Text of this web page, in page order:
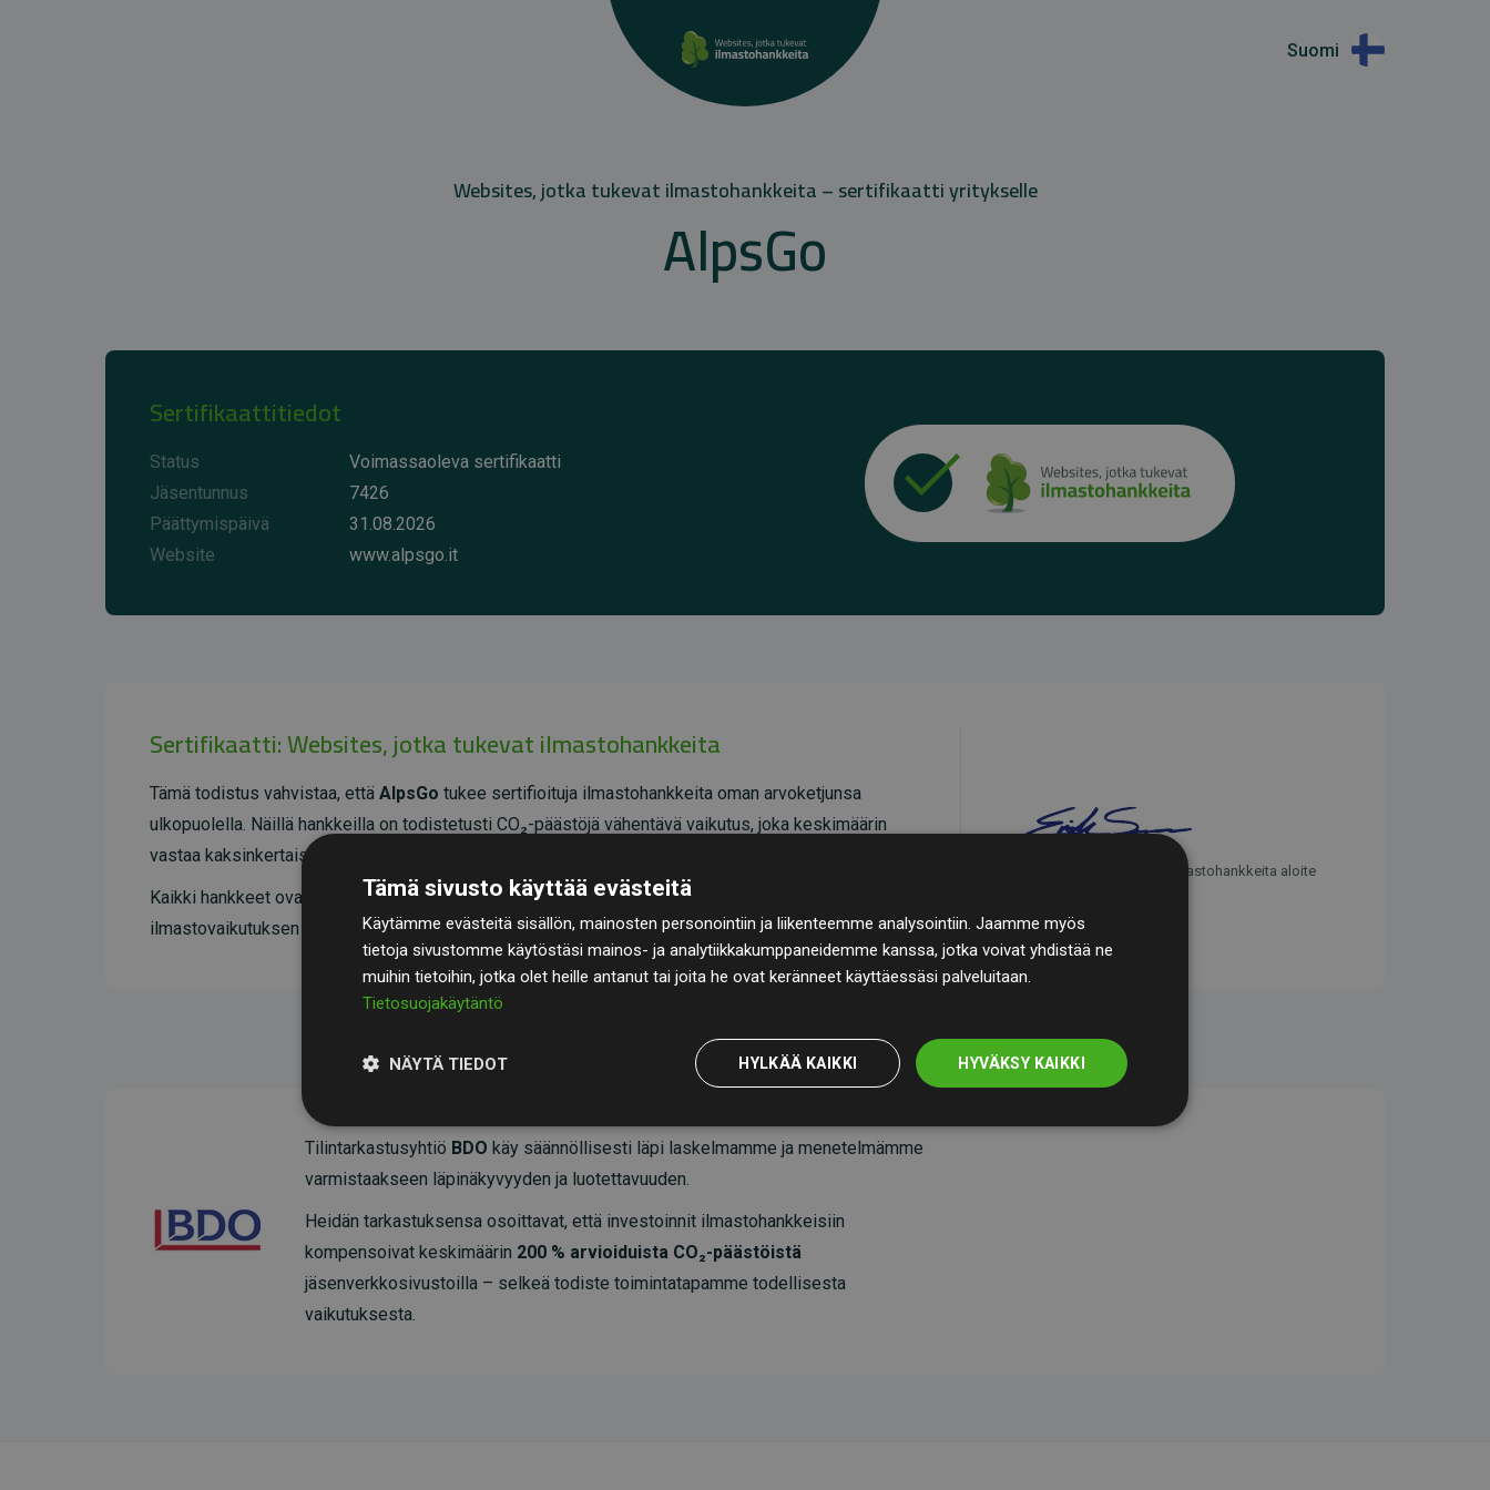
Suomi
Websites, jotka tukevat ilmastohankkeita – sertifikaatti yritykselle
AlpsGo
Sertifikaattitiedot
Status
Voimassaoleva sertifikaatti
Jäsentunnus
7426
Päättymispäivä
31.08.2026
Website
www.alpsgo.it
Sertifikaatti: Websites, jotka tukevat ilmastohankkeita
Tämä todistus vahvistaa, että AlpsGo tukee sertifioituja ilmastohankkeita oman arvoketjunsa
ulkopuolella. Näillä hankkeilla on todistetusti CO₂-päästöjä vähentävä vaikutus, joka keskimäärin
vastaa kaksinkertaista määrää verkkosivuston arvioituihin päästöihin verrattuna.
Kaikki hankkeet ovat
Gold Standardinsertifioimia, mikä takaa korkean laadun, todellisen
ilmastovaikutuksen ja täyden läpinäkyvyyden. Lue lisää yksittäisistä hankkeistatäältä.
Websites, jotka tukevat ilmastohankkeita aloite
Tilintarkastusyhtiö BDO käy säännöllisesti läpi laskelmamme ja menetelmämme
varmistaakseen läpinäkyvyyden ja luotettavuuden.
Heidän tarkastuksensa osoittavat, että investoinnit ilmastohankkeisiin
kompensoivat keskimäärin 200 % arvioiduista CO₂-päästöistä
jäsenverkkosivustoilla – selkeä todiste toimintatapamme todellisesta
vaikutuksesta.
Tämä sivusto käyttää evästeitä
Käytämme evästeitä sisällön, mainosten personointiin ja liikenteemme analysointiin. Jaamme myös
tietoja sivustomme käytöstäsi mainos- ja analytiikkakumppaneidemme kanssa, jotka voivat yhdistää ne
muihin tietoihin, jotka olet heille antanut tai joita he ovat keränneet käyttäessäsi palveluitaan.
Tietosuojakäytäntö
HYVÄKSY KAIKKI
HYLKÄÄ KAIKKI
NÄYTÄ TIEDOT